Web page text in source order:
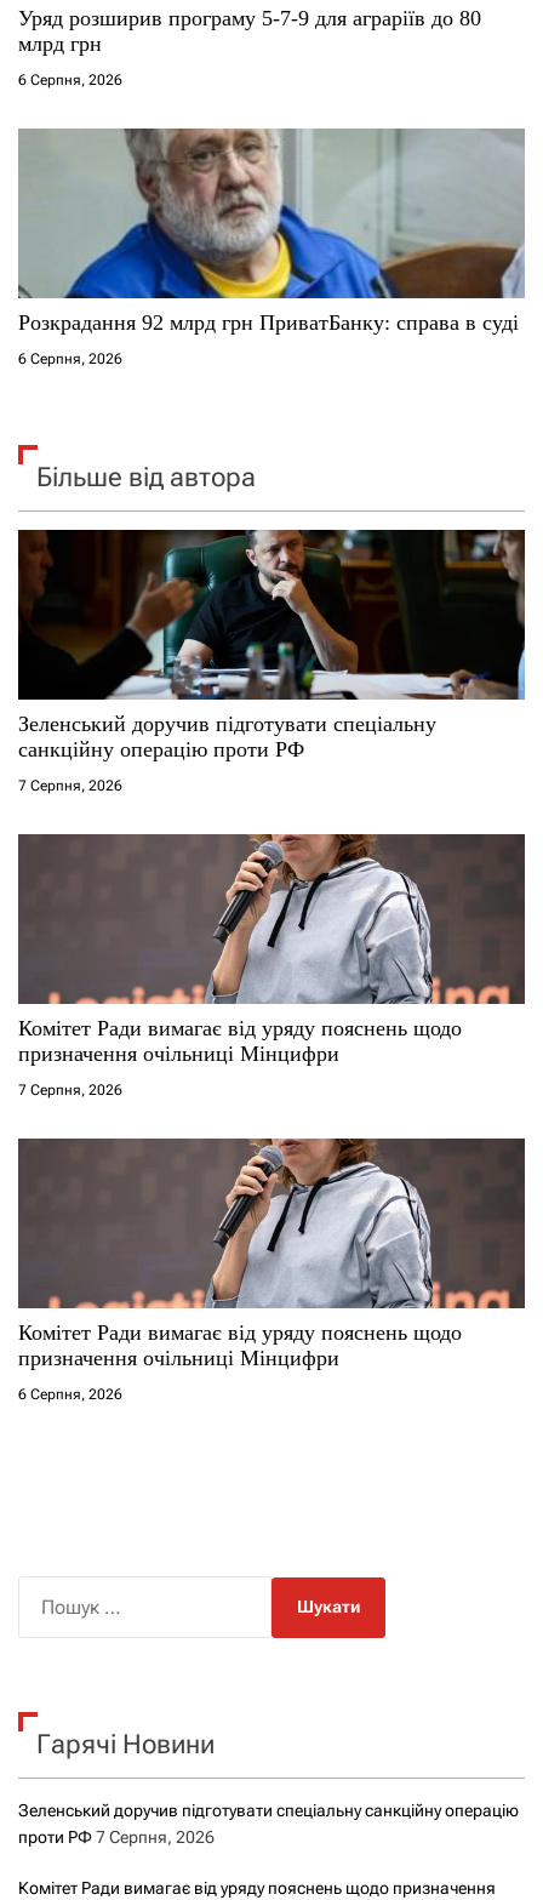
Уряд розширив програму 5-7-9 для аграріїв до 80
млрд грн
6 Серпня, 2026
Розкрадання 92 млрд грн ПриватБанку: справа в суді
6 Серпня, 2026
Більше від автора
Зеленський доручив підготувати спеціальну
санкційну операцію проти РФ
7 Серпня, 2026
Комітет Ради вимагає від уряду пояснень щодо
призначення очільниці Мінцифри
7 Серпня, 2026
Комітет Ради вимагає від уряду пояснень щодо
призначення очільниці Мінцифри
6 Серпня, 2026
к
Гарячі Новини
Зеленський доручив підготувати спеціальну санкційну операцію
проти РФ7 Серпня, 2026
Комітет Ради вимагає від уряду пояснень щодо призначення